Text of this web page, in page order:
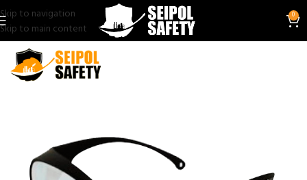
Skip to navigation
Skip to main content
0